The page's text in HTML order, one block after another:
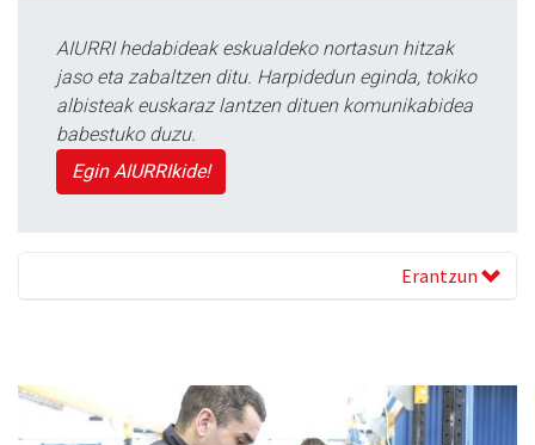
AIURRI hedabideak eskualdeko nortasun hitzak
jaso eta zabaltzen ditu. Harpidedun eginda, tokiko
albisteak euskaraz lantzen dituen komunikabidea
babestuko duzu.
Egin AIURRIkide!
Erantzun